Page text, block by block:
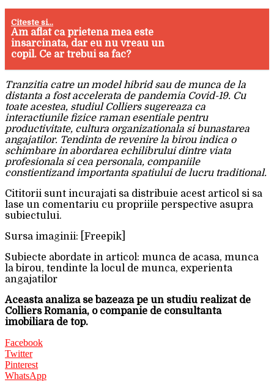
Citeste si...
Am aflat ca prietena mea este
insarcinata, dar eu nu vreau un
copil. Ce ar trebui sa fac?
Tranzitia catre un model hibrid sau de munca de la
distanta a fost accelerata de pandemia Covid-19. Cu
toate acestea, studiul Colliers sugereaza ca
interactiunile fizice raman esentiale pentru
productivitate, cultura organizationala si bunastarea
angajatilor. Tendinta de revenire la birou indica o
schimbare in abordarea echilibrului dintre viata
profesionala si cea personala, companiile
constientizand importanta spatiului de lucru traditional.
Cititorii sunt incurajati sa distribuie acest articol si sa
lase un comentariu cu propriile perspective asupra
subiectului.
Sursa imaginii: [Freepik]
Subiecte abordate in articol: munca de acasa, munca
la birou, tendinte la locul de munca, experienta
angajatilor
Aceasta analiza se bazeaza pe un studiu realizat de
Colliers Romania, o companie de consultanta
imobiliara de top.
Facebook
Twitter
Pinterest
WhatsApp